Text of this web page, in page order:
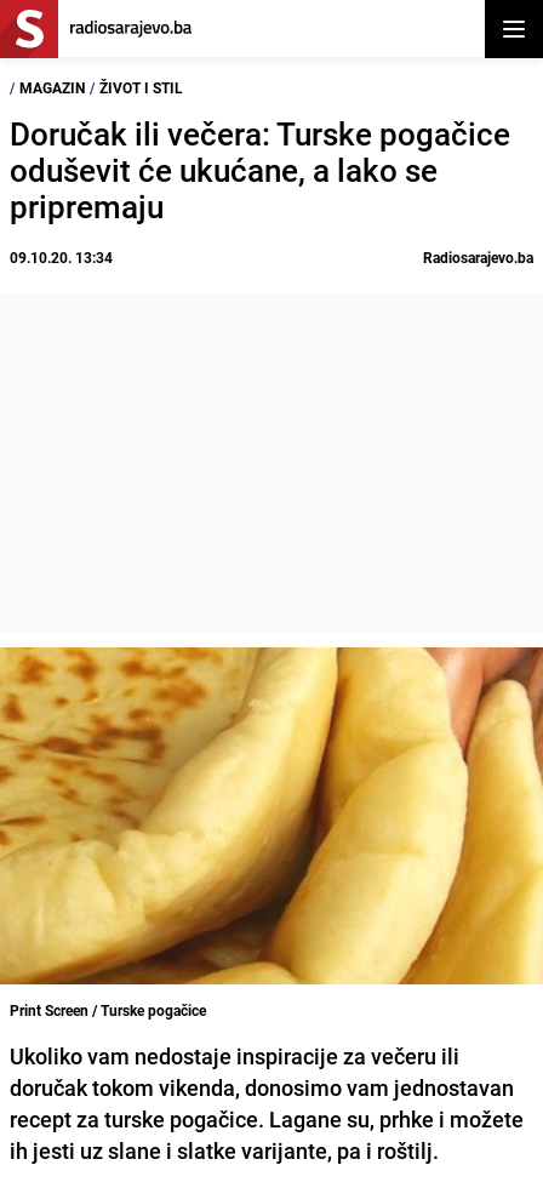
/ MAGAZIN / ŽIVOT I STIL
Doručak ili večera: Turske pogačice
oduševit će ukućane, a lako se
pripremaju
09.10.20. 13:34 Radiosarajevo.ba
Print Screen / Turske pogačice
Ukoliko vam nedostaje inspiracije za večeru ili
doručak tokom vikenda, donosimo vam jednostavan
recept za turske pogačice. Lagane su, prhke i možete
ih jesti uz slane i slatke varijante, pa i roštilj.